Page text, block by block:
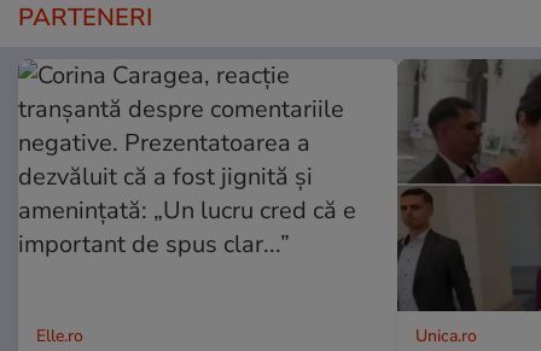
PARTENERI
Elle.ro Unica.ro